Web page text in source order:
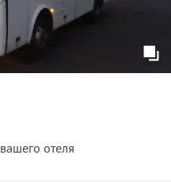
отеля